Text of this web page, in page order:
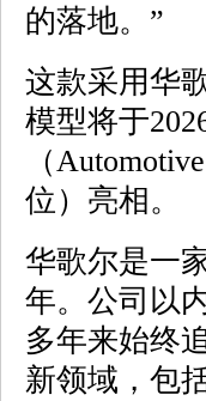
的落地。”
这款采用华
模型将于
（
位）亮相。
华歌尔是一
年。公司以
多年来始终
新领域，包